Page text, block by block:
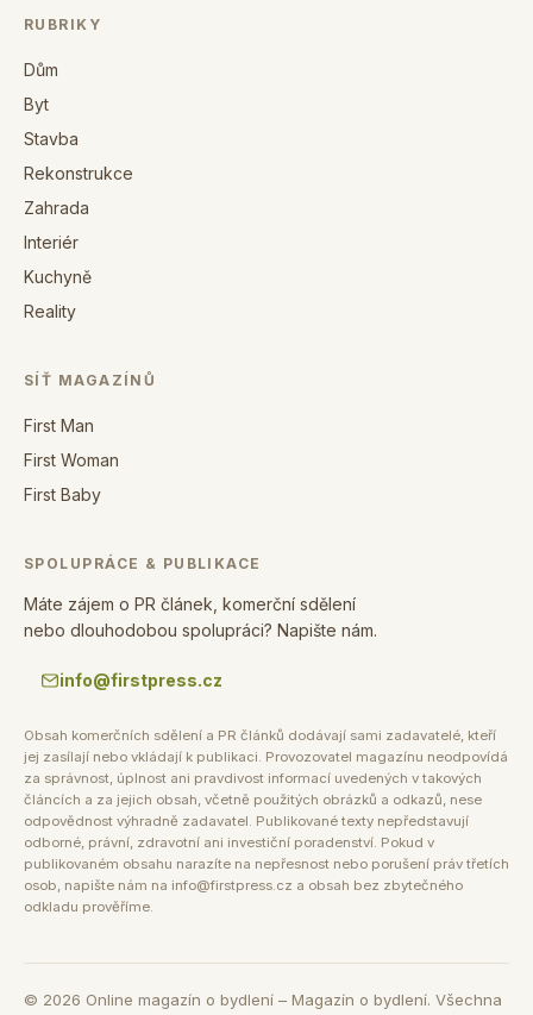
RUBRIKY
Dům
Byt
Stavba
Rekonstrukce
Zahrada
Interiér
Kuchyně
Reality
SÍŤ MAGAZÍNŮ
First Man
First Woman
First Baby
SPOLUPRÁCE & PUBLIKACE
Máte zájem o PR článek, komerční sdělení
nebo dlouhodobou spolupráci? Napište nám.
info@firstpress.cz
Obsah komerčních sdělení a PR článků dodávají sami zadavatelé, kteří
jej zasílají nebo vkládají k publikaci. Provozovatel magazínu neodpovídá
za správnost, úplnost ani pravdivost informací uvedených v takových
článcích a za jejich obsah, včetně použitých obrázků a odkazů, nese
odpovědnost výhradně zadavatel. Publikované texty nepředstavují
odborné, právní, zdravotní ani investiční poradenství. Pokud v
publikovaném obsahu narazíte na nepřesnost nebo porušení práv třetích
osob, napište nám na info@firstpress.cz a obsah bez zbytečného
odkladu prověříme.
© 2026 Online magazín o bydlení – Magazín o bydlení. Všechna